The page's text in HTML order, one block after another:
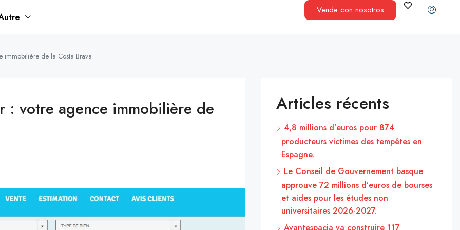
Vende con nosotros
immobilière de la Costa Brava
: votre agence immobilière de Articles récents
4,8 millions d’euros pour 874
producteurs victimes des tempêtes en
Espagne.
Le Conseil de Gouvernement basque
approuve 72 millions d’euros de bourses
et aides pour les études non
universitaires 2026-2027.